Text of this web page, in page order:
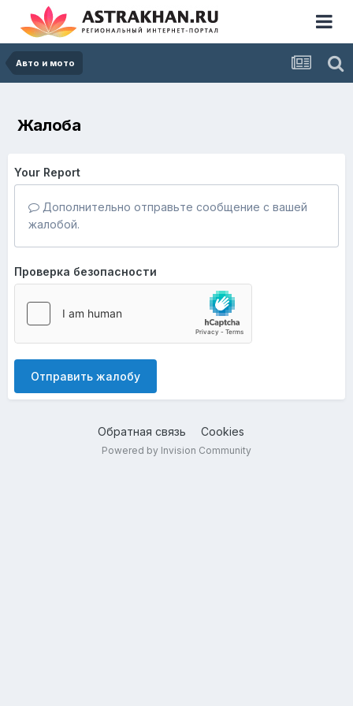
Авто и мото
Жалоба
Your Report
Дополнительно отправьте сообщение с вашей
жалобой.
Проверка безопасности
Отправить жалобу
Обратная связь Cookies
Powered by Invision Community